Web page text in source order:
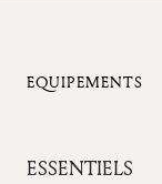
EQUIPEMENTS
ESSENTIELS